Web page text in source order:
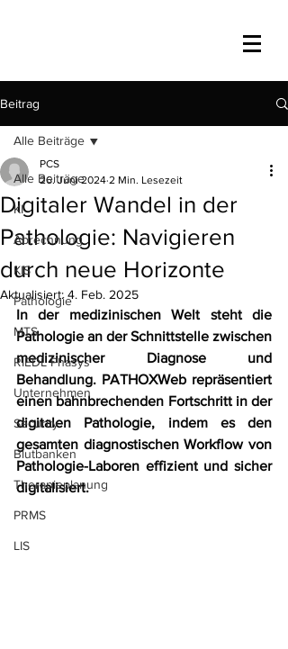
Beitrag
Alle Beiträge
KI
Abrechnung
KIS
Pathologie
MTS
RIEDL Phasys
Unternehmen
Security
Blutbanken
Therapieplanung
PRMS
LIS
Alle Beiträge
Digitaler Wandel in der
Pathologie: Navigieren
durch neue Horizonte
PCS
26. Juni 2024 2 Min. Lesezeit
Aktualisiert:4. Feb. 2025
In der medizinischen Welt steht die
Pathologie an der Schnittstelle zwischen
medizinischer Diagnose und
Behandlung. PATHOXWeb repräsentiert
einen bahnbrechenden Fortschritt in der
digitalen Pathologie, indem es den
gesamten diagnostischen Workflow von
Pathologie-Laboren effizient und sicher
digitalisiert.